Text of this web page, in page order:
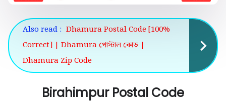
Also read : Dhamura Postal Code [100%
Correct] | Dhamura পোস্টাল কোড |
Dhamura Zip Code
Birahimpur Postal Code